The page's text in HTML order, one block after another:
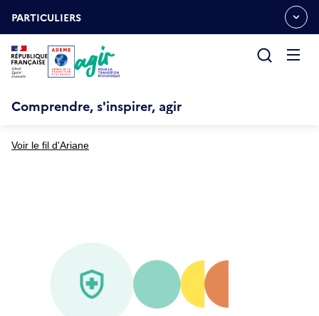
auOUVRIR
LE
MENU
ESPACE
PARTICULIERS
Comprendre, s'inspirer, agir
Voir le fil d'Ariane